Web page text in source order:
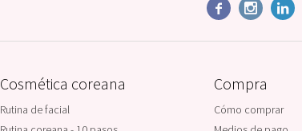
  
Cosmética coreana
Rutina de facial
Compra
Cómo comprar